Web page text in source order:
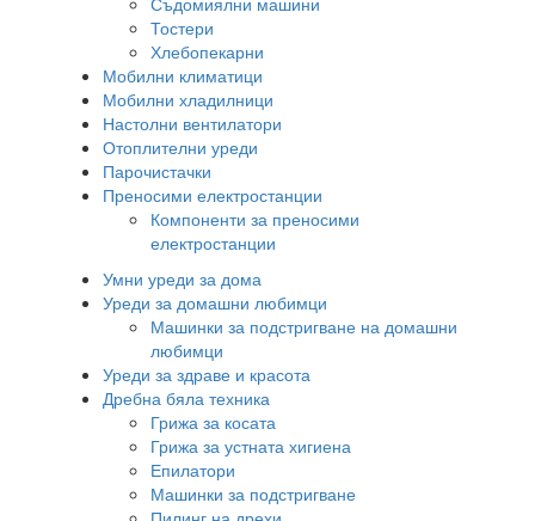
Тостери
Хлебопекарни
Мобилни климатици
Мобилни хладилници
Настолни вентилатори
Отоплителни уреди
Парочистачки
Преносими електростанции
Компоненти за преносими
електростанции
Умни уреди за дома
Уреди за домашни любимци
Машинки за подстригване на домашни
любимци
Уреди за здраве и красота
Дребна бяла техника
Грижа за косата
Грижа за устната хигиена
Епилатори
Машинки за подстригване